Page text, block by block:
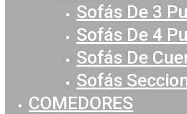
Sofás De 3
Sofás De 4
Sofás De
Sofás
COMEDORES